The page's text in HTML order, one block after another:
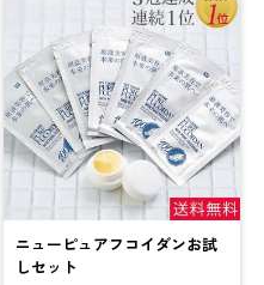
ニューピュアフコイダンお試
しセット